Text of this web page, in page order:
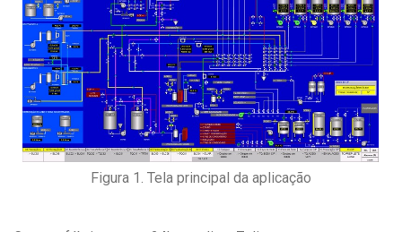
Figura 1. Tela principal da aplicação